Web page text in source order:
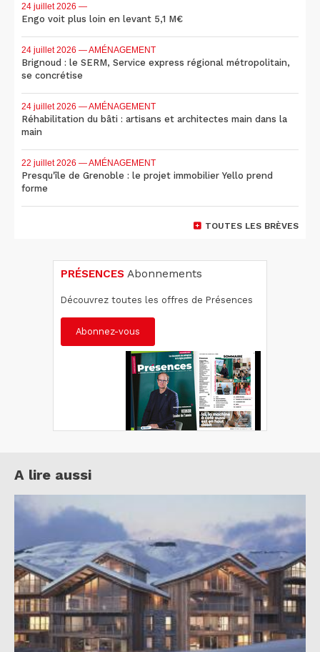
24 juillet 2026 —
Engo voit plus loin en levant 5,1 M€
24 juillet 2026 — AMÉNAGEMENT
Brignoud : le SERM, Service express régional métropolitain,
se concrétise
24 juillet 2026 — AMÉNAGEMENT
Réhabilitation du bâti : artisans et architectes main dans la
main
22 juillet 2026 — AMÉNAGEMENT
Presqu'île de Grenoble : le projet immobilier Yello prend
forme
TOUTES LES BRÈVES
PRÉSENCES Abonnements
Découvrez toutes les offres de Présences
Abonnez-vous
A lire aussi